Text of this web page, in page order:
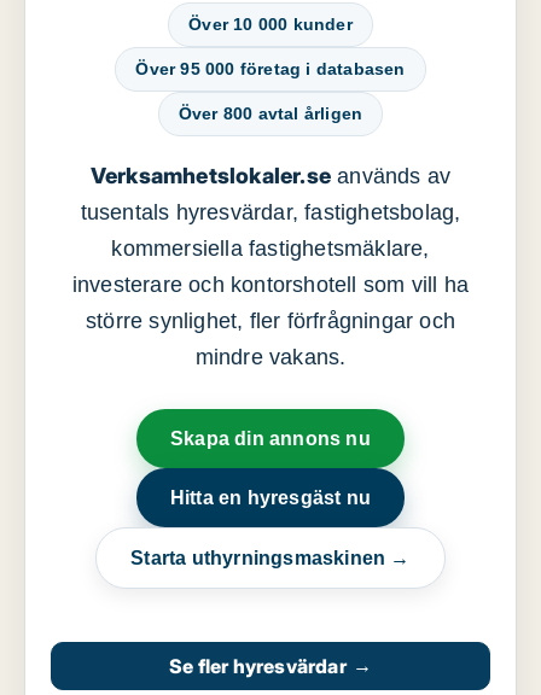
Över 10 000 kunder
Över 95 000 företag i databasen
Över 800 avtal årligen
Verksamhetslokaler.se används av
tusentals hyresvärdar, fastighetsbolag,
kommersiella fastighetsmäklare,
investerare och kontorshotell som vill ha
större synlighet, fler förfrågningar och
mindre vakans.
Skapa din annons nu
Hitta en hyresgäst nu
Starta uthyrningsmaskinen →
Se fler hyresvärdar →